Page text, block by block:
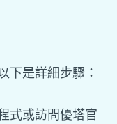
下是詳細步驟：
式或訪問優塔官